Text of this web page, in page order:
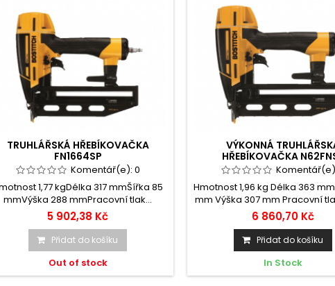
TRUHLÁŘSKÁ HŘEBÍKOVAČKA
FN1664SP
Komentář(e): 0
1,77 kgDélka 317 mmŠířka 85
mmVýška 288 mmPracovní tlak...
5 902,38 Kč
Přidat do košíku
Out of stock
VÝKONNÁ
HŘEBÍKOVAČKA
Hmotnost 1,96 kg Délka 363
mm Výška 307 mm Pracovní
6 860,70 Kč
Přidat do košíku
In Stock